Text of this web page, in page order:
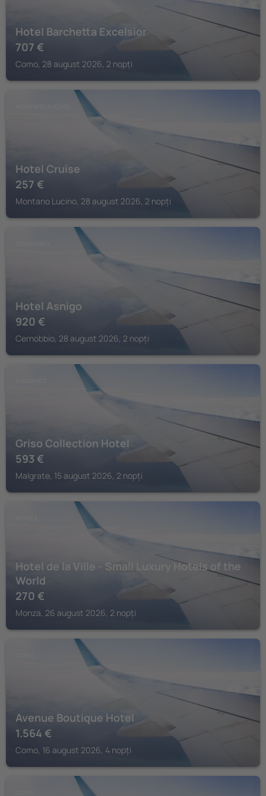
Hotel Barchetta Excelsior
707 €
Como, 28 august 2026, 2 nopți
Hotel Cruise
257 €
Montano Lucino, 28 august 2026, 2 nopți
Hotel Asnigo
920 €
Cernobbio, 28 august 2026, 2 nopți
Griso Collection Hotel
593 €
Malgrate, 15 august 2026, 2 nopți
Hotel de la Ville - Small Luxury Hotels of the
World
270 €
Monza, 26 august 2026, 2 nopți
Avenue Boutique Hotel
1.564 €
Como, 16 august 2026, 4 nopți